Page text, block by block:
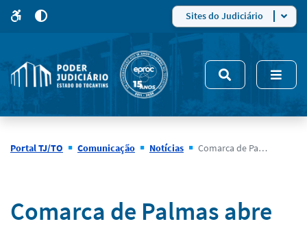
site
5
modo
de
alto
Sites do Judiciário
Portal TJ/TO Comunicação Notícias Comarca de Palmas abre segunda temporada do Tribunal do Júri
Notícias
Comarca de Palmas abre